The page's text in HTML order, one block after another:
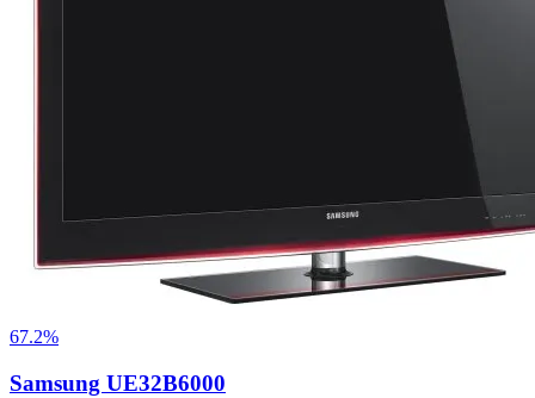
67.2%
Samsung UE32B6000